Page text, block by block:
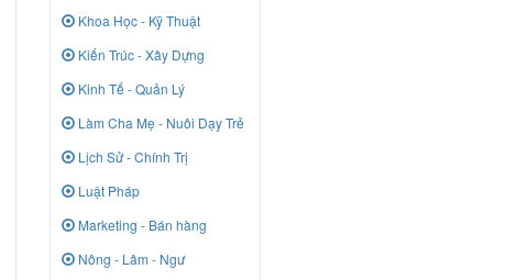
Khoa Học - Kỹ Thuật
Kiến Trúc - Xây Dựng
Kinh Tế - Quản Lý
Làm Cha Mẹ - Nuôi Dạy Trẻ
Lịch Sử - Chính Trị
Luật Pháp
Marketing - Bán hàng
Nông - Lâm - Ngư